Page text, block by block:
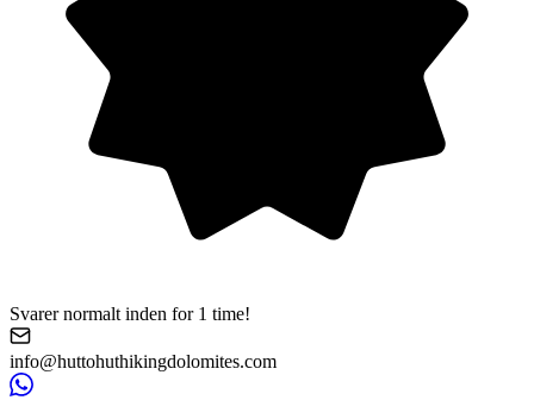
Svarer normalt inden for 1 time!
info@huttohuthikingdolomites.com